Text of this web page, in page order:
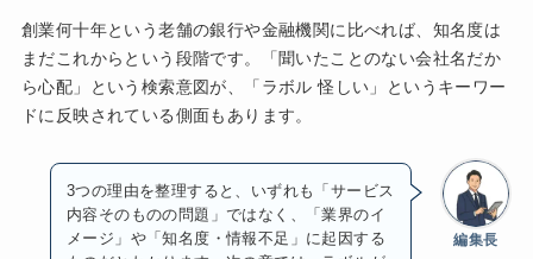
創業何十年という老舗の銀行や金融機関に比べれば、知名度は
まだこれからという段階です。「聞いたことのない会社名だか
ら心配」という検索意図が、「ラボル 怪しい」というキーワー
ドに反映されている側面もあります。
編集長
3つの理由を整理すると、いずれも「サービス
内容そのものの問題」ではなく、「業界のイ
メージ」や「知名度・情報不足」に起因する